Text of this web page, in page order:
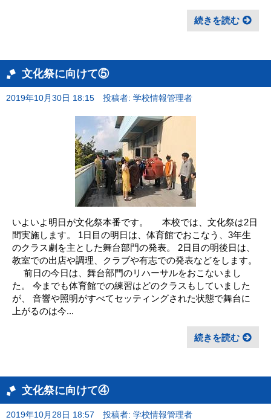
続きを読む
文化祭に向けて⑤
2019年10月30日 18:15 投稿者: 学校情報管理者
いよいよ明日が文化祭本番です。 本校では、文化祭は2日
間実施します。 1日目の明日は、体育館でおこなう、3年生
のクラス劇を主とした舞台部門の発表。 2日目の明後日は、
教室での出店や調理、クラブや有志での発表などをします。
前日の今日は、舞台部門のリハーサルをおこないまし
た。 今までも体育館での練習はどのクラスもしていました
が、 音響や照明がすべてセッティングされた状態で舞台に
上がるのは今...
続きを読む
文化祭に向けて④
2019年10月28日 18:57 投稿者: 学校情報管理者